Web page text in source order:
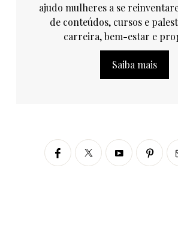
ajudo mulheres a se
de conteúdos, cursos e
carreira, bem-estar e
Saiba mais